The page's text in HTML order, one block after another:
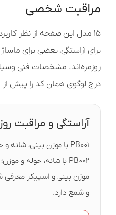
مراقبت شخصی
۱۵ مدل این صفحه از نظر
برای آراستگی، بعضی برای
روزمره‌اند. مشخصات فنی
درج لوگوی همان کد را پیش از
آراستگی و مراقبت
و شمع دارد.